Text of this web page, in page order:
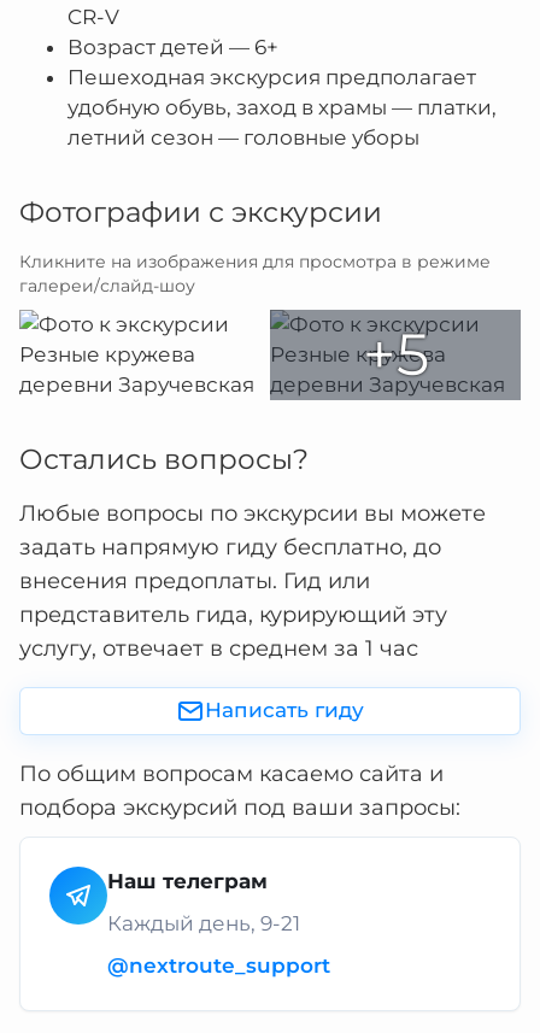
CR-V
Возраст детей — 6+
Пешеходная экскурсия предполагает
удобную обувь, заход в храмы — платки,
летний сезон — головные уборы
Фотографии с экскурсии
Кликните на изображения для просмотра в режиме
галереи/слайд-шоу
+5
Остались вопросы?
Любые вопросы по экскурсии вы можете
задать напрямую гиду бесплатно, до
внесения предоплаты. Гид или
представитель гида, курирующий эту
услугу, отвечает в среднем за 1 час
Написать гиду
По общим вопросам касаемо сайта и
подбора экскурсий под ваши запросы:
Наш телеграм
Каждый день, 9-21
@nextroute_support